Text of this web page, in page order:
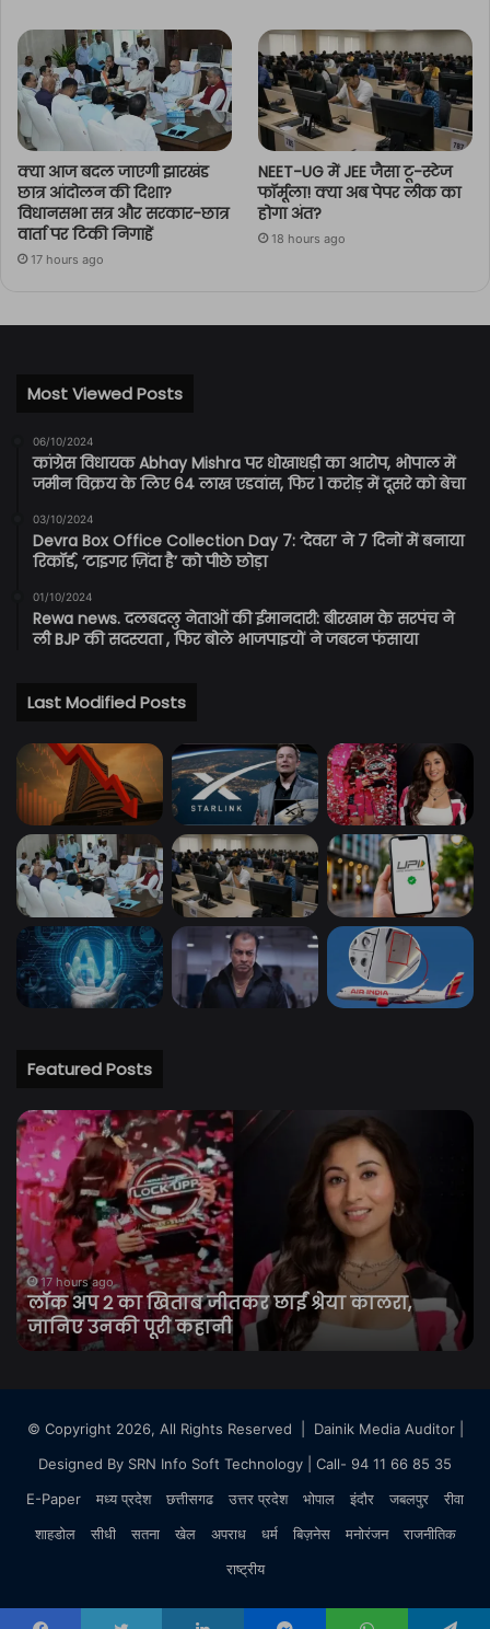
क्या आज बदल जाएगी झारखंड
छात्र आंदोलन की दिशा?
विधानसभा सत्र और सरकार-छात्र
वार्ता पर टिकी निगाहें
17 hours ago
NEET-UG में JEE जैसा टू-स्टेज
फॉर्मूला! क्या अब पेपर लीक का
होगा अंत?
18 hours ago
Most Viewed Posts
06/10/2024
कांग्रेस विधायक Abhay Mishra पर धोखाधड़ी का आरोप, भोपाल में
जमीन विक्रय के लिए 64 लाख एडवांस, फिर 1 करोड़ में दूसरे को बेचा
03/10/2024
Devra Box Office Collection Day 7: ‘देवरा’ ने 7 दिनों में बनाया
रिकॉर्ड, ‘टाइगर ज़िंदा है’ को पीछे छोड़ा
01/10/2024
Rewa news. दलबदलु नेताओं की ईमानदारी: बीरखाम के सरपंच ने
ली BJP की सदस्यता , फिर बोले भाजपाइयों ने जबरन फंसाया
Last Modified Posts
Featured Posts
लॉक
अप
2
का
खिताब
जीतकर
छाईं
श्रेया
कालरा,
जानिए
उनकी
17 hours ago
लॉक अप 2 का खिताब जीतकर छाईं श्रेया कालरा,
जानिए उनकी पूरी कहानी
© Copyright 2026, All Rights Reserved | Dainik Media Auditor|
Designed By SRN Info Soft Technology | Call- 94 11 66 85 35
E-Paper
मध्य प्रदेश छत्तीसगढ उत्तर प्रदेश भोपाल इंदौर जबलपुर
रीवा
शाहडोल
सीधी सतना खेल अपराध धर्म बिज़नेस मनोरंजन
राजनीतिक
राष्ट्रीय